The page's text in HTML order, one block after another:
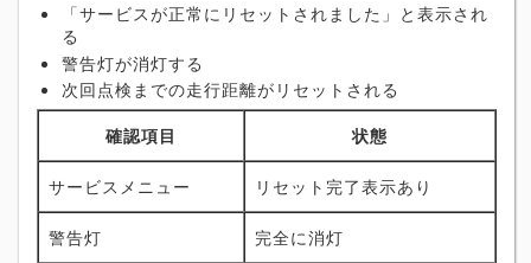
「サービスが正常にリセットされました」と表示され
る
警告灯が消灯する
次回点検までの走行距離がリセットされる
確認項目
状態
サービスメニュー リセット完了表示あり
警告灯 完全に消灯